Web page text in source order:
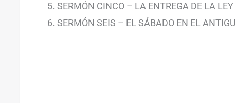
SERMÓN CINCO – LA ENTREGA DE LA LEY
SERMÓN SEIS – EL SÁBADO EN EL